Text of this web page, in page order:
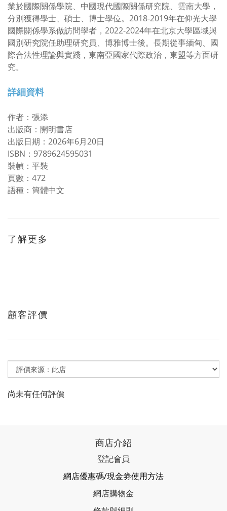
業於國際關係學院、中國現代國際關係研究院、雲南大學，
分別獲得學士、碩士、博士學位。2018-2019年在仰光大學
國際關係學系做訪問學者，2022-2024年在北京大學區域與
國別研究院任助理研究員、博雅博士後。長期從事緬甸、國
際合法性理論與實踐，東南亞國家代際政治，東盟等方面研
究。
詳細資料
作者：張添
出版商：開明書店
出版日期：2026年6月20日
ISBN：9789624595031
裝幀：平裝
頁數：472
語種：簡體中文
了解更多
顧客評價
尚未有任何評價
商店介紹
登記會員
網店優惠碼/現金劵使用方法
網店購物金